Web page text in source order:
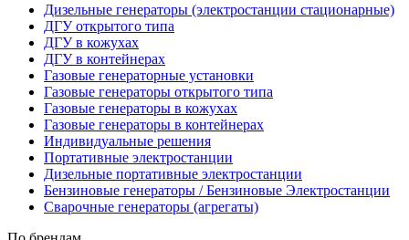
Дизельные генераторы (электростанции стационарные)
ДГУ открытого типа
ДГУ в кожухах
ДГУ в контейнерах
Газовые генераторные установки
Газовые генераторы открытого типа
Газовые генераторы в кожухах
Газовые генераторы в контейнерах
Индивидуальные решения
Портативные электростанции
Дизельные портативные электростанции
Бензиновые генераторы / Бензиновые Электростанции
Сварочные генераторы (агрегаты)